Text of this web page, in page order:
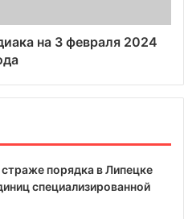
на 3 февраля 2024
страже порядка в Липецке
специализированной